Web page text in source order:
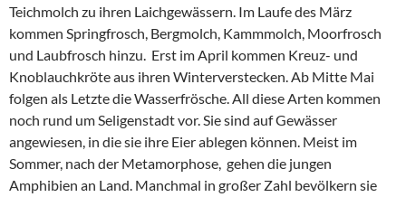
Teichmolch zu ihren Laichgewässern. Im Laufe des März
kommen Springfrosch, Bergmolch, Kammmolch, Moorfrosch
und Laubfrosch hinzu. Erst im April kommen Kreuz- und
Knoblauchkröte aus ihren Winterverstecken. Ab Mitte Mai
folgen als Letzte die Wasserfrösche. All diese Arten kommen
noch rund um Seligenstadt vor. Sie sind auf Gewässer
angewiesen, in die sie ihre Eier ablegen können. Meist im
Sommer, nach der Metamorphose, gehen die jungen
Amphibien an Land. Manchmal in großer Zahl bevölkern sie